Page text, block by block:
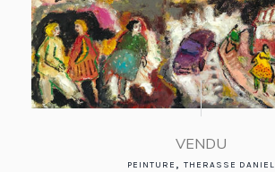
VENDU
PEINTURE , THERASSE DANIEL